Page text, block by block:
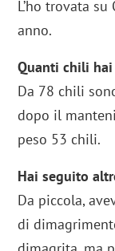
L’ho trovata
anno.
Quanti chili hai
Da 78 chili
dopo il
peso 53 chili.
Hai seguito
Da piccola,
di